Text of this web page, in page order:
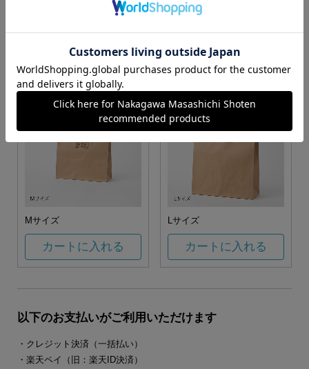
S・M・Lサイズより当店に
カートに入れる
Sサイズ
カートに入れる
Mサイズ
カートに入れる
Lサイズ
カートに入れる
以下のお支払いがご利用いただけます
・クレジット決済（一括払い）
・楽天ペイ（旧：楽天ID決済）